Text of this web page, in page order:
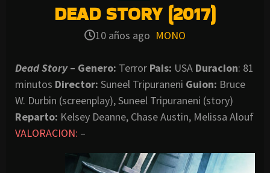
DEAD STORY (2017)
10 años ago MONO
Dead Story– Genero: Terror Pais: USA Duracion: 81
minutos Director: Suneel Tripuraneni Guion: Bruce
W. Durbin (screenplay), Suneel Tripuraneni (story)
Reparto: Kelsey Deanne, Chase Austin, Melissa Alouf
VALORACION: –